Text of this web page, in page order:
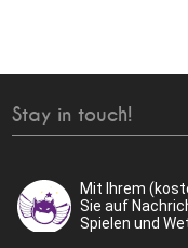
Stay in touch!
Mit Ihrem
Sie auf
Spielen und